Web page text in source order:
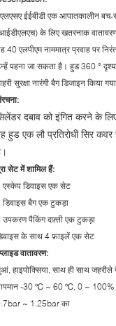
ईईबीडी एक आपातकालीन बच-
के लिए खतरनाक
40 एलपीएम नाममात्र प्रवाह पर
पहना जा सकता है। हुड 360 °
सुरक्षा नारंगी बैग डिजाइन
दबाव को इंगित करने के
हुड एक लौ प्रतिरोधी सिर
सेट में शामिल हैं:
एस्केप डिवाइस एक सेट
डिवाइस बैग एक टुकड़ा
उपकरण पैकिंग दफ़्ती एक टुकड़ा
के साथ 4 फ़ाइलें एक सेट
वातावरण:
हाइपोक्सिया, साथ ही साथ जहरीले
-30 ℃ ~ 60 ℃, 0 ~ 100% की
~ 1.25bar का